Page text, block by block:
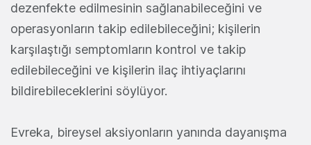
dezenfekte edilmesinin sağlanabileceğini ve
operasyonların takip edilebileceğini; kişilerin
karşılaştığı semptomların kontrol ve takip
edilebileceğini ve kişilerin ilaç ihtiyaçlarını
bildirebileceklerini söylüyor.
Evreka, bireysel aksiyonların yanında dayanışma